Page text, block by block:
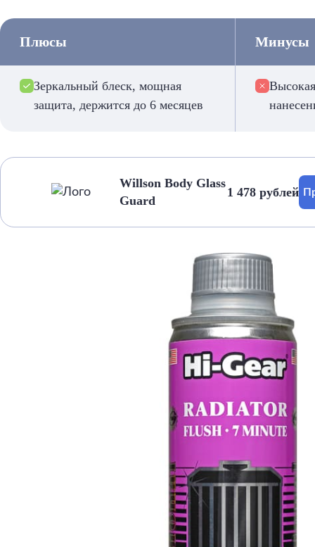
Плюсы
Зеркальный блеск, мощная
защита, держится до 6 месяцев
Минусы
Willson Body Glass
Guard
1 478 рублей